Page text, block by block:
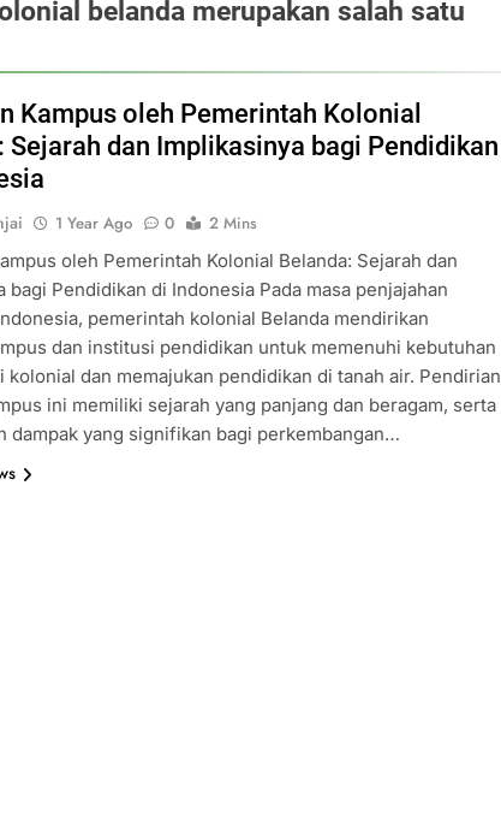
belanda merupakan salah satu
Kampus oleh Pemerintah Kolonial
Sejarah dan Implikasinya bagi Pendidikan
1 Year Ago 0
2 Mins
oleh Pemerintah Kolonial Belanda: Sejarah dan
bagi Pendidikan di Indonesia Pada masa penjajahan
pemerintah kolonial Belanda mendirikan
dan institusi pendidikan untuk memenuhi kebutuhan
kolonial dan memajukan pendidikan di tanah air. Pendirian
ini memiliki sejarah yang panjang dan beragam, serta
dampak yang signifikan bagi perkembangan…